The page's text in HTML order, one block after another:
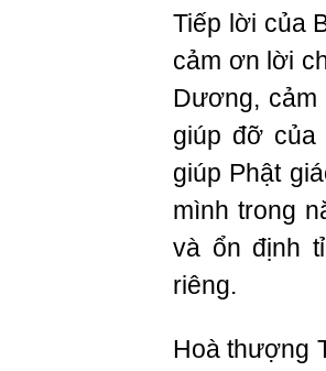
Tiếp lời của
cảm ơn lời
Dương,
giúp đỡ của
giúp Phật
mình trong
và ổn định
riêng.
Hoà thượng